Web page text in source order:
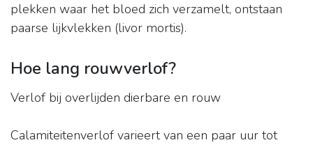
plekken waar het bloed zich verzamelt, ontstaan
paarse lijkvlekken (livor mortis).
Hoe lang rouwverlof?
Verlof bij overlijden dierbare en rouw
Calamiteitenverlof varieert van een paar uur tot